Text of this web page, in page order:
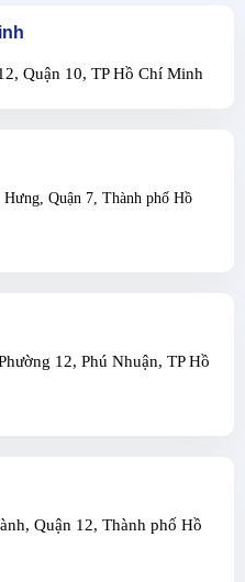
Quận 10, TP Hồ Chí Minh
Quận 7, Thành phố Hồ
12, Phú Nhuận, TP Hồ
Quận 12, Thành phố Hồ